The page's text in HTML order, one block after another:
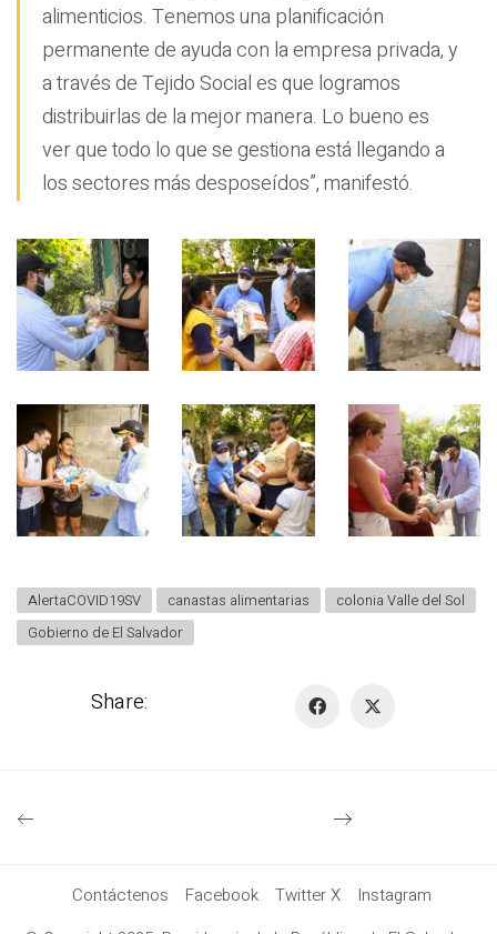
alimenticios. Tenemos una planificación
permanente de ayuda con la empresa privada, y
a través de Tejido Social es que logramos
distribuirlas de la mejor manera. Lo bueno es
ver que todo lo que se gestiona está llegando a
los sectores más desposeídos”, manifestó.
AlertaCOVID19SV canastas alimentarias
colonia Valle del Sol
Gobierno de El Salvador
Share:
Contáctenos Facebook Twitter X
Instagram